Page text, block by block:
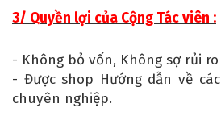
3/ Quyền lợi của Cộng Tác viên :
- Không bỏ vốn, Không sợ rủi ro
- Được shop Hướng dẫn về
chuyên nghiệp.